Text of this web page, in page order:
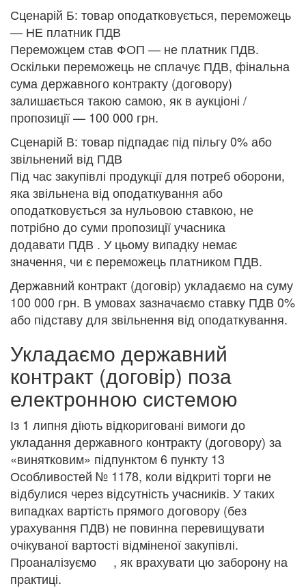
Сценарій Б: товар оподатковується, переможець
— НЕ платник ПДВ
Переможцем став ФОП — не платник ПДВ.
Оскільки переможець не сплачує ПДВ, фінальна
сума державного контракту (договору)
залишається такою самою, як в аукціоні /
пропозиції — 100 000 грн.
Сценарій В: товар підпадає під пільгу 0% або
звільнений від ПДВ
Під час закупівлі продукції для потреб оборони,
яка звільнена від оподаткування або
оподатковується за нульовою ставкою, не
потрібно до суми пропозиції учасника
додавати ПДВ . У цьому випадку немає
значення, чи є переможець платником ПДВ.
Державний контракт (договір) укладаємо на суму
100 000 грн. В умовах зазначаємо ставку ПДВ 0%
або підставу для звільнення від оподаткування.
Укладаємо державний
контракт (договір) поза
електронною системою
Із 1 липня діють відкориговані вимоги до
укладання державного контракту (договору) за
«винятковим» підпунктом 6 пункту 13
Особливостей № 1178, коли відкриті торги не
відбулися через відсутність учасників. У таких
випадках вартість прямого договору (без
урахування ПДВ) не повинна перевищувати
очікуваної вартості відміненої закупівлі.
Проаналізуємо , як врахувати цю заборону на
практиці.